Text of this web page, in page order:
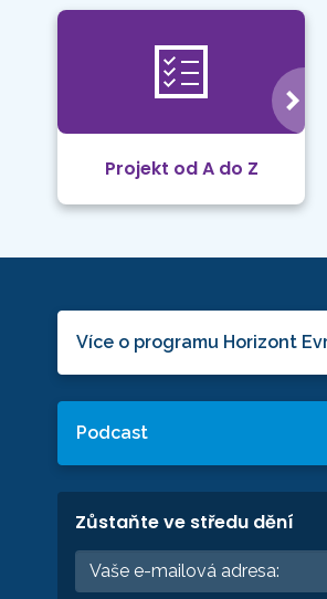
Projekt od A do Z
Více o programu Horizont
Podcast
Zůstaňte ve středu dění